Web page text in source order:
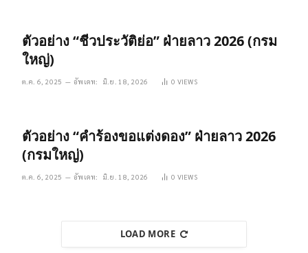
ตัวอย่าง “ชีวประวัติย่อ” ฝ่ายลาว 2026 (กรม
ใหญ่)
ต.ค. 6, 2025 อัพเดท: มิ.ย. 18, 2026 0 VIEWS
ตัวอย่าง “คำร้องขอแต่งดอง” ฝ่ายลาว 2026
(กรมใหญ่)
ต.ค. 6, 2025 อัพเดท: มิ.ย. 18, 2026 0 VIEWS
LOAD MORE